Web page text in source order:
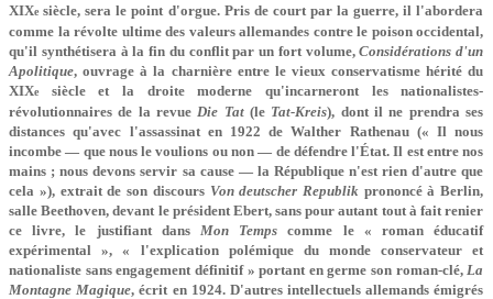
XIXe siècle, sera le point d'orgue. Pris de court par la guerre, il l'abordera
comme la révolte ultime des valeurs allemandes contre le poison occidental,
qu'il synthétisera à la fin du conflit par un fort volume,Considérations d'un
Apolitique, ouvrage à la charnière entre le vieux conservatisme hérité du
XIXe
siècle et la droite moderne qu'incarneront les nationalistes-
révolutionnaires de la revue Die Tat(le Tat-Kreis), dont il ne prendra ses
distances qu'avec l'assassinat en 1922 de Walther Rathenau (« Il nous
incombe — que nous le voulions ou non — de défendre l'État. Il est entre nos
mains ; nous devons servir sa cause — la République n'est rien d'autre que
cela »), extrait de son discours Von deutscher Republikprononcé à Berlin,
salle Beethoven, devant le président Ebert, sans pour autant tout à fait renier
ce livre, le justifiant dans Mon Temps comme le « roman éducatif
expérimental », « l'explication polémique du monde conservateur et
nationaliste sans engagement définitif » portant en germe son roman-clé, La
Montagne Magique, écrit en 1924. D'autres intellectuels allemands émigrés